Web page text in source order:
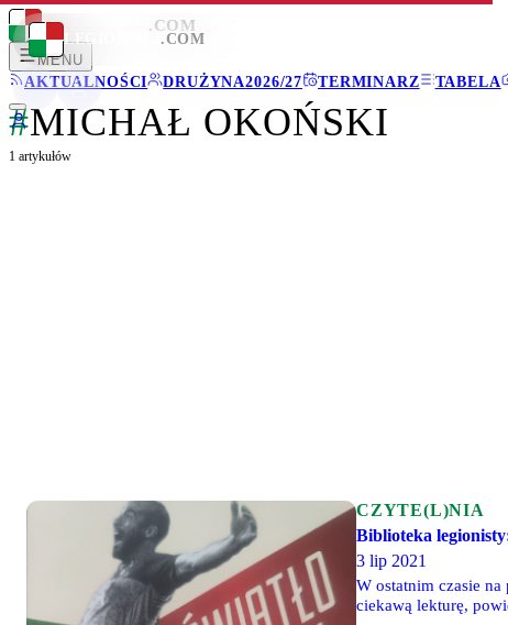
LEGIONISCI .COM
MENU
AKTUALNOŚCI
DRUŻYNA2026/27 TERMINARZ TABELA
LEGIONISCI .COM
#MICHAŁ OKOŃSKI
1 artykułów
CZYTE(L)NIA
Biblioteka
3 lip 2021
W ostatnim czasie
ciekawą lekturę,